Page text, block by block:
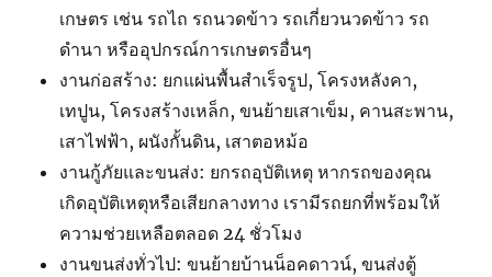
เกษตร เช่น รถไถ รถนวดข้าว รถเกี่ยวนวดข้าว รถ
ดำนา หรืออุปกรณ์การเกษตรอื่นๆ
งานก่อสร้าง: ยกแผ่นพื้นสำเร็จรูป, โครงหลังคา,
เทปูน, โครงสร้างเหล็ก, ขนย้ายเสาเข็ม, คานสะพาน,
เสาไฟฟ้า, ผนังกั้นดิน, เสาตอหม้อ
งานกู้ภัยและขนส่ง: ยกรถอุบัติเหตุ หากรถของคุณ
เกิดอุบัติเหตุหรือเสียกลางทาง เรามีรถยกที่พร้อมให้
ความช่วยเหลือตลอด 24 ชั่วโมง
งานขนส่งทั่วไป: ขนย้ายบ้านน็อคดาวน์, ขนส่งตู้